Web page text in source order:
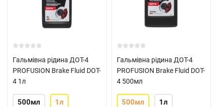
Гальмівна рідина ДОТ-4
PROFUSION Brake Fluid DOT-
4 1л
500мл 1л
Гальмівна рідина ДОТ-4
PROFUSION Brake Fluid DOT-
4 500мл
500мл 1л